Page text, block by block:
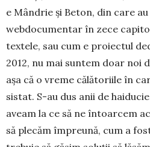
e Mândrie și Beton, din care
webdocumentar în zece
textele, sau cum e proiectul
2012, nu mai suntem doar noi
așa că o vreme călătoriile în
sistat. S-au dus anii de
aveam la ce să ne întoarcem
să plecăm împreună, cum a